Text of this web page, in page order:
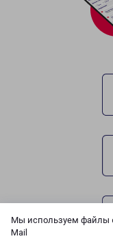
Мы используем файлы
Mail